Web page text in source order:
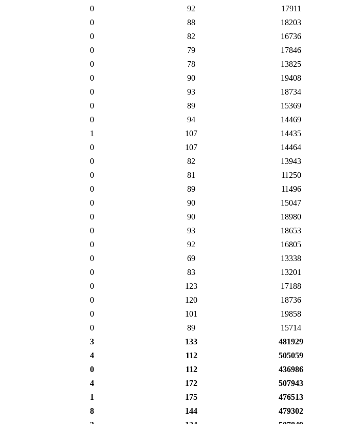
0 92
17911
0 88
18203
0 82
16736
0 79
17846
0 78
13825
0 90
19408
0 93
18734
0 89
15369
0 94
14469
1 107
14435
0 107
14464
0 82
13943
0 81
11250
0 89
11496
0 90
15047
0 90
18980
0 93
18653
0 92
16805
0 69
13338
0 83
13201
0 123
17188
0 120
18736
0 101
19858
0 89
15714
3 133
481929
4 112
505059
0 112
436986
4 172
507943
1 175
476513
8 144
479302